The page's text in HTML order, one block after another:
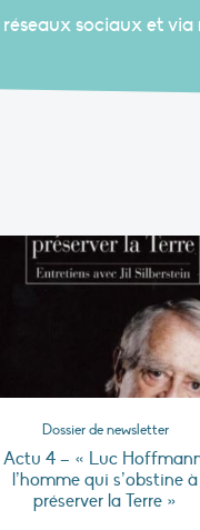
sociaux et via
Dossier de newsletter
Actu 4 – « Luc
l’homme qui s’obstine à
préserver la Terre »